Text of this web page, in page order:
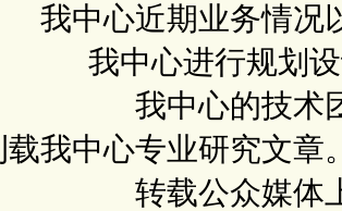
我中心近期业务情况
我中心进行规划
我中心的技术
载我中心专业研究文章
转载公众媒体